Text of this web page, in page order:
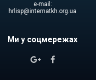
e-mail:
hrlisp@internatkh.org.ua
Ми у соцмережах
 